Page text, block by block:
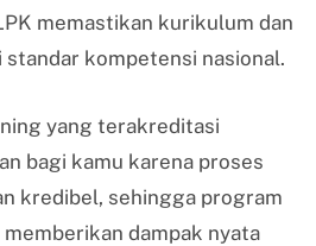
memastikan kurikulum dan
kompetensi nasional.
yang terakreditasi
bagi kamu karena proses
kredibel, sehingga program
dampak nyata